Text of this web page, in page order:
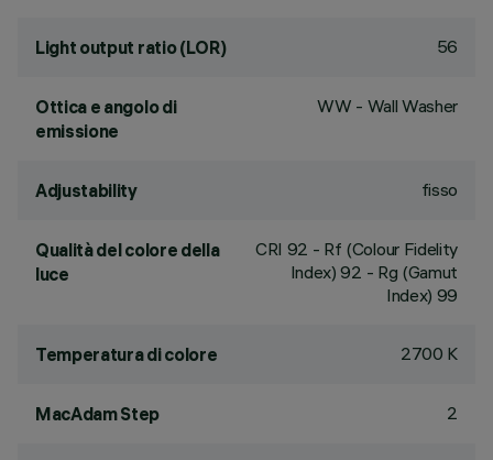
Light output ratio (LOR) 56
Ottica e angolo di
emissione
WW - Wall Washer
Adjustability fisso
Qualità del colore della
luce
CRI 92 - Rf (Colour Fidelity
Index) 92 - Rg (Gamut
Index) 99
Temperatura di colore 2700 K
MacAdam Step 2